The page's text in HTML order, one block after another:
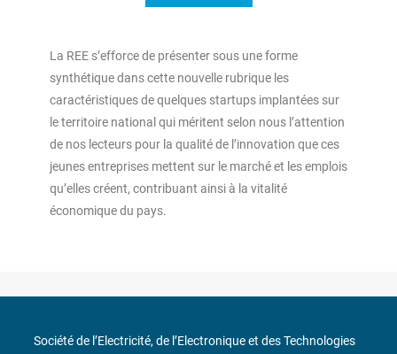
La REE s’efforce de présenter sous une forme
synthétique dans cette nouvelle rubrique les
caractéristiques de quelques startups implantées sur
le territoire national qui méritent selon nous l’attention
de nos lecteurs pour la qualité de l’innovation que ces
jeunes entreprises mettent sur le marché et les emplois
qu’elles créent, contribuant ainsi à la vitalité
économique du pays.
Société de l’Electricité, de l’Electronique et des Technologies